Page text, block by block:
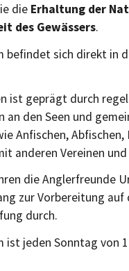
die Erhaltung der
des Gewässers.
befindet sich direkt in
ist geprägt durch
an den Seen und
Anfischen, Abfischen,
anderen Vereinen
die Anglerfreunde
zur Vorbereitung auf
durch.
ist jeden Sonntag von